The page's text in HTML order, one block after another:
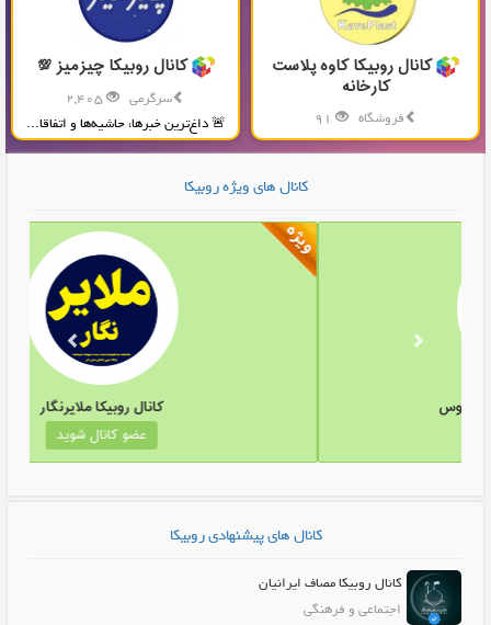
کانال روبیکا کاوه پلاست
کارخانه
فروشگاه
تولید و پخش محصولات پلاستیکی...
کانال روبیکا چیزمیز 💯
سرگرمی
🚨 داغ‌ترین خبرها، حاشیه‌ها و اتفاقا...
کانال های ویژه روبیکا
روبیکا موزیک ویدیوققنوس
کانال های پیشنهادی روبیکا
کانال روبیکا مصاف ایرانیان
اجتماعی و فرهنگی